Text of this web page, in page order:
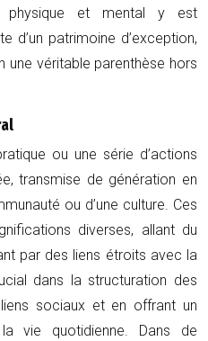
physique et mental y est
d’un patrimoine d’exception,
une véritable parenthèse hors
ou une série d’actions
transmise de génération en
ou d’une culture. Ces
diverses, allant du
par des liens étroits avec la
dans la structuration des
sociaux et en offrant un
vie quotidienne. Dans de